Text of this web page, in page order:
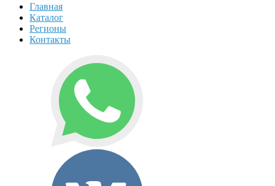
Главная
Каталог
Регионы
Контакты